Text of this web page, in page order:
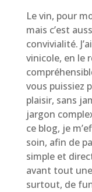
Le vin, pour
mais c’est
convivialité.
vinicole, en le
vous puissiez
plaisir, sans
jargon
ce blog, je
soin, afin de
simple et
avant tout
surtout, de